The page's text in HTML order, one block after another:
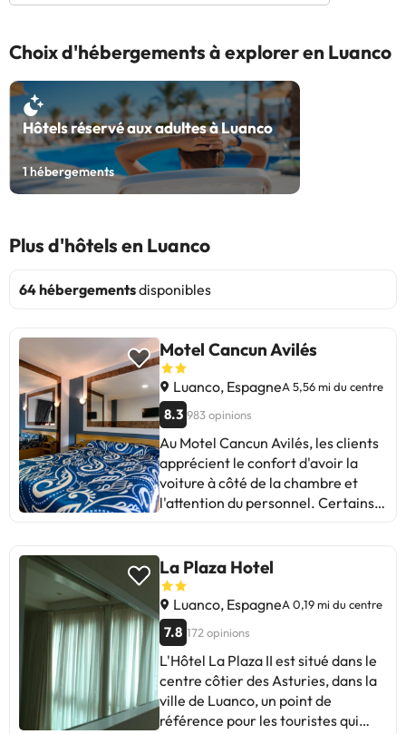
Choix d'hébergements à explorer en Luanco
Hôtels réservé aux adultes à Luanco
1hébergements
Plus d'hôtels en Luanco
64 hébergementsdisponibles
Motel Cancun Avilés
Luanco, EspagneA 5,56 mi du centre
8.3 983 opinions
Au Motel Cancun Avilés, les clients
apprécient le confort d'avoir la
voiture à côté de la chambre et
l'attention du personnel. Certains
soulignent la propreté impeccable
et le service de repas. Certaines
améliorations suggérées
comprennent le bruit des portes du
garage et le besoin de changer les
lits. Dans l'ensemble, c'est idéal
pour les couples à la recherche
d'intimité et de confort.
Recommandé pour une escapade
La Plaza Hotel
Luanco, EspagneA 0,19 mi du centre
7.8 172 opinions
L'Hôtel La Plaza II est situé dans le
centre côtier des Asturies, dans la
ville de Luanco, un point de
référence pour les touristes qui